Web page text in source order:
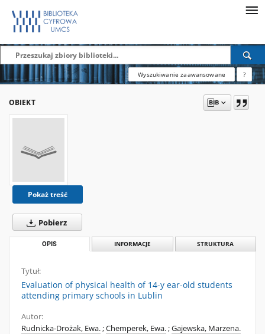
Wyszukiwanie zaawansowane ?
OBIEKT
Pokaż treść
Pobierz
OPIS INFORMACJE STRUKTURA
Tytuł:
Evaluation of physical health of 14-y ear-old students
attending primary schools in Lublin
Autor:
Rudnicka-Drożak, Ewa.;Chemperek, Ewa.;Gajewska, Marzena.